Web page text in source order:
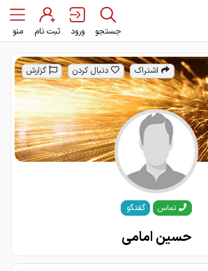
جستجو ورود ثبت نام منو
اشتراک دنبال کردن گزارش
تماس گفتگو
حسین امامی